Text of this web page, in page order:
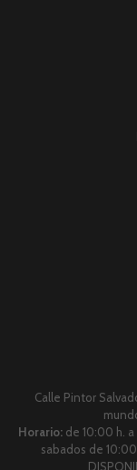
Calle Pintor
Horario: de 10:00 h.
sabados de 10:00